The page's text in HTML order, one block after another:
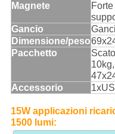
Magnete
Gancio
Dimensione/peso
Pacchetto
Accessorio
15W applicazioni
1500 lumi: